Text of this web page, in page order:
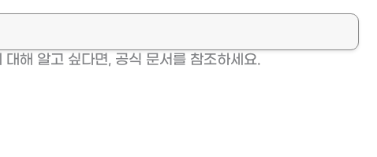
해 알고 싶다면, 공식 문서를 참조하세요.